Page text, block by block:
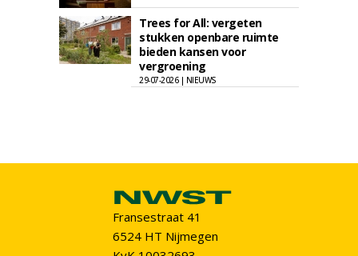
Trees for All: vergeten
stukken openbare ruimte
bieden kansen voor
vergroening
29-07-2026 | NIEUWS
Fransestraat 41
6524 HT Nijmegen